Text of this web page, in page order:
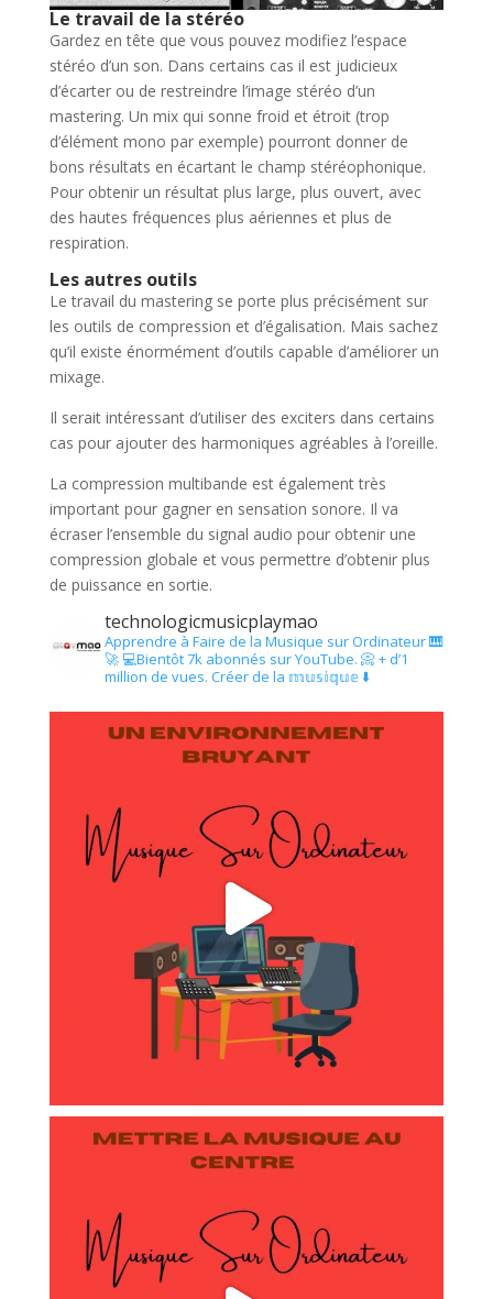
Le travail de la stéréo
Gardez en tête que vous pouvez modifiez l’espace
stéréo d’un son. Dans certains cas il est judicieux
d’écarter ou de restreindre l’image stéréo d’un
mastering. Un mix qui sonne froid et étroit (trop
d’élément mono par exemple) pourront donner de
bons résultats en écartant le champ stéréophonique.
Pour obtenir un résultat plus large, plus ouvert, avec
des hautes fréquences plus aériennes et plus de
respiration.
Les autres outils
Le travail du mastering se porte plus précisément sur
les outils de compression et d’égalisation. Mais sachez
qu’il existe énormément d’outils capable d’améliorer un
mixage.
Il serait intéressant d’utiliser des exciters dans certains
cas pour ajouter des harmoniques agréables à l’oreille.
La compression multibande est également très
important pour gagner en sensation sonore. Il va
écraser l’ensemble du signal audio pour obtenir une
compression globale et vous permettre d’obtenir plus
de puissance en sortie.
technologicmusicplaymao
Apprendre à Faire de la Musique sur Ordinateur 🎹
🚀 💻Bientôt 7k abonnés sur YouTube. 📀 + d’1
million de vues. Créer de la 𝕞𝕦𝕤𝕚𝕢𝕦𝕖 ⬇️